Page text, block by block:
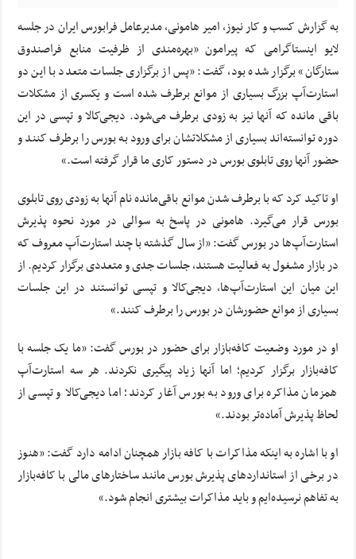
به گزارش کسب و کار نیوز، امیر هامونی، مدیرعامل فرابورس ایران در جلسه
لایو اینستاگرامی که پیرامون «بهره‌مندی از ظرفیت منابع فراصندوق
ستارگان» برگزار شده بود، گفت: «پس از برگزاری جلسات متعدد با این دو
استارت‌آپ بزرگ بسیاری از موانع برطرف شده است و یکسری از مشکلات
باقی مانده که آنها نیز به زودی برطرف می‌شود. دیجی‌کالا و تپسی در این
دوره توانسته‌اند بسیاری از مشکلاتشان برای ورود به بورس را برطرف کنند و
حضور آنها روی تابلوی بورس در دستور کاری ما قرار گرفته است.»
او تاکید کرد که با برطرف شدن موانع باقی‌مانده نام آنها به زودی روی تابلوی
بورس قرار می‌گیرد. هامونی در پاسخ به سوالی در مورد نحوه پذیرش
استارت‌آپ‌ها در بورس گفت: «از سال گذشته با چند استارت‌آپ معروف که
در بازار مشغول به فعالیت هستند، جلسات جدی و متعددی برگزار کردیم. از
این میان این استارت‌آپ‌ها، دیجی‌کالا و تپسی توانستند در این جلسات
بسیاری از موانع حضورشان در بورس را برطرف کنند.»
او در مورد وضعیت کافه‌بازار برای حضور در بورس گفت: «ما یک جلسه با
کافه‌بازار برگزار کردیم؛ اما آنها زیاد پیگیری نکردند. هر سه استارت‌آپ
همزمان مذاکره برای ورود به بورس آغار کردند؛ اما دیجی‌کالا و تپسی از
لحاظ پذیرش آماده‌تر بودند.»
او با اشاره به اینکه مذاکرات با کافه بازار همچنان ادامه دارد گفت: «هنوز
در برخی از استانداردهای پذیرش بورس مانند ساختارهای مالی‌ با کافه‌بازار
به تفاهم نرسیده‌ایم و باید مذاکرات بیشتری انجام شود.»